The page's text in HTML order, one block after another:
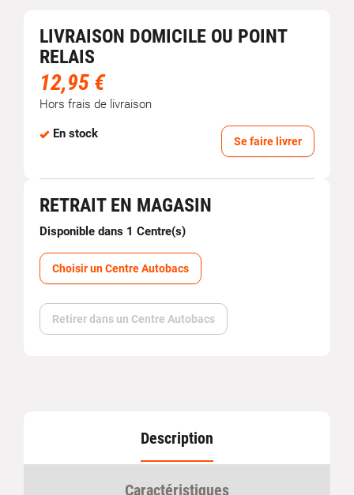
LIVRAISON DOMICILE OU POINT
RELAIS
12,95 €
Hors frais de livraison
En stock
Se faire livrer
RETRAIT EN MAGASIN
Disponible dans 1 Centre(s)
Choisir un Centre Autobacs
Retirer dans un Centre Autobacs
Description
Caractéristiques